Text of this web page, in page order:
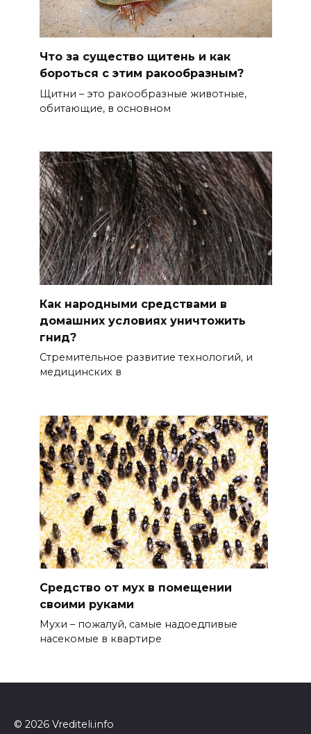
Что за существо щитень и как
бороться с этим ракообразным?
Щитни – это ракообразные животные,
обитающие, в основном
Как народными средствами в
домашних условиях уничтожить
гнид?
Стремительное развитие технологий, и
медицинских в
Средство от мух в помещении
своими руками
Мухи – пожалуй, самые надоедливые
насекомые в квартире
© 2026 Vrediteli.info